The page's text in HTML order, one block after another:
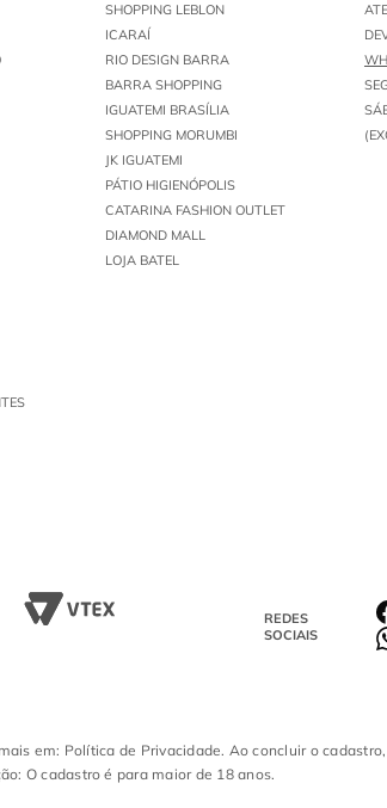
SHOPPING LEBLON
ICARAÍ
RIO DESIGN BARRA
BARRA SHOPPING
IGUATEMI BRASÍLIA
SHOPPING MORUMBI
JK IGUATEMI
PÁTIO HIGIENÓPOLIS
CATARINA FASHION OUTLET
DIAMOND MALL
LOJA BATEL
REDES
SOCIAIS
em: Política de Privacidade. Ao concluir o
O cadastro é para maior de 18 anos.